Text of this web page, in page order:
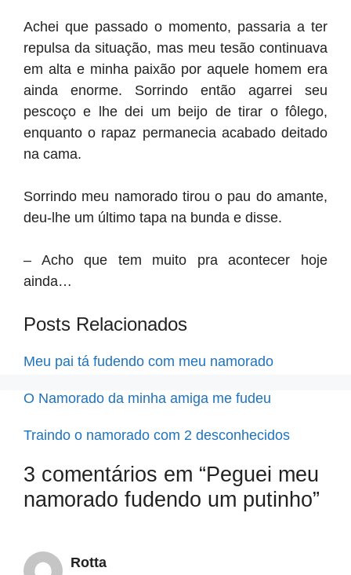
Achei que passado o momento, passaria a ter
repulsa da situação, mas meu tesão continuava
em alta e minha paixão por aquele homem era
ainda enorme. Sorrindo então agarrei seu
pescoço e lhe dei um beijo de tirar o fôlego,
enquanto o rapaz permanecia acabado deitado
na cama.
Sorrindo meu namorado tirou o pau do amante,
deu-lhe um último tapa na bunda e disse.
– Acho que tem muito pra acontecer hoje
ainda…
Posts Relacionados
Meu pai tá fudendo com meu namorado
O Namorado da minha amiga me fudeu
Traindo o namorado com 2 desconhecidos
3 comentários em “Peguei meu
namorado fudendo um putinho”
Rotta